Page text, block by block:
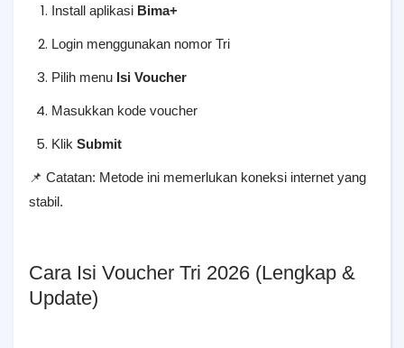
Install aplikasi Bima+
Login menggunakan nomor Tri
Pilih menu Isi Voucher
Masukkan kode voucher
Klik Submit
📌 Catatan: Metode ini memerlukan koneksi internet yang
stabil.
Cara Isi Voucher Tri 2026 (Lengkap &
Update)